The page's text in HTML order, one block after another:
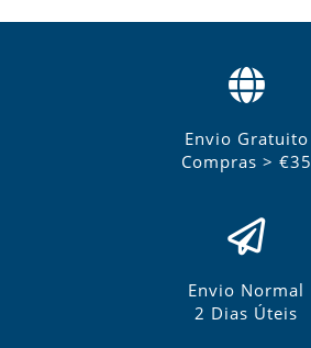
Envio Gratuito
Compras > €35
Envio Normal
2 Dias Úteis